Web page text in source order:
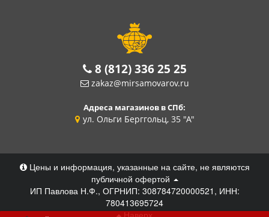
8 (812) 336 25 25
zakaz@mirsamovarov.ru
Адреса магазинов в СПб:
ул. Ольги Берггольц, 35 "А"
Цены и информация, указанные на сайте, не являются
публичной офертой
ИП Павлова Н.Ф., ОГРНИП: 308784720000521, ИНН:
780413695724
Наверх